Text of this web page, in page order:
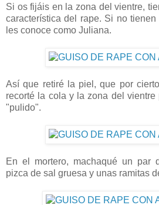
Si os fijáis en la zona del vientre,
característica del rape. Si no
les conoce como Juliana.
Así que retiré la piel, que por
recorté la cola y la zona del
"pulido".
En el mortero, machaqué un par
pizca de sal gruesa y unas ramitas